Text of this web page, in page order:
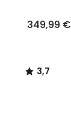
349,99 €
3,7
/